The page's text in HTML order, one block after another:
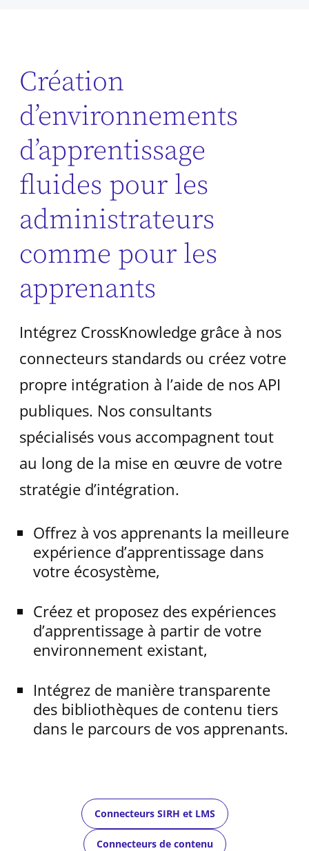
Création
d’environnements
d’apprentissage
fluides pour les
administrateurs
comme pour les
apprenants
Intégrez CrossKnowledge grâce à nos
connecteurs standards ou créez votre
propre intégration à l’aide de nos API
publiques. Nos consultants
spécialisés vous accompagnent tout
au long de la mise en œuvre de votre
stratégie d’intégration.
Offrez à vos apprenants la meilleure
expérience d’apprentissage dans
votre écosystème, ​
Créez et proposez des expériences
d’apprentissage à partir de votre
environnement existant,
Intégrez de manière transparente
des bibliothèques de contenu tiers
dans le parcours de vos apprenants.
Connecteurs SIRH et LMS
Connecteurs de contenu